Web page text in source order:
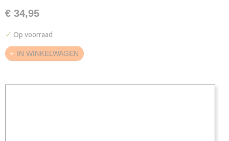
€ 34,95
✓ Op voorraad
IN WINKELWAGEN